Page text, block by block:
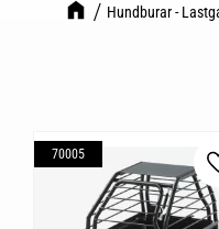
Hundburar -
70005